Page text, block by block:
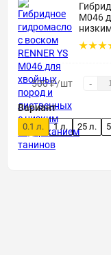
M046
500₽/шт -
Вариант
0.1 л. 1 л. 25 л.